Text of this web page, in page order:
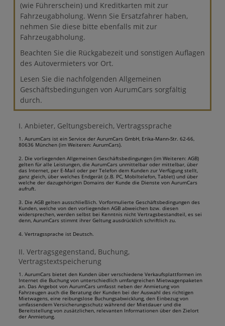
(wie Führerschein) und Kreditkarten mit zur
Fahrzeugabholung. Wenn Sie Ersatzfahrer haben,
nehmen Sie diese bitte ebenfalls mit zur
Fahrzeugabholung.
Beachten Sie die Rückgabezeit und sonstigen Auflagen
des Autovermieters vor Ort.
Lesen Sie die nachfolgenden Allgemeinen
Geschäftsbedingungen von AurumCars sorgfältig
durch.
I. Anbieter, Geltungsbereich, Vertragssprache
1. AurumCars ist ein Service der AurumCars GmbH, Erika-Mann-Str. 62-66,
80636 München (im Weiteren: AurumCars).
2. Die vorliegenden Allgemeinen Geschäftsbedingungen (im Weiteren: AGB)
gelten für alle Leistungen, die AurumCars unmittelbar oder mittelbar, über
das Internet, per E-Mail oder per Telefon dem Kunden zur Verfügung stellt,
ganz gleich, über welches Endgerät (z.B. PC, Mobiltelefon, Tablet) und über
welche der dazugehörigen Domains der Kunde die Dienste von AurumCars
aufruft.
3. Die AGB gelten ausschließlich. Vorformulierte Geschäftsbedingungen des
Kunden, welche von den vorliegenden AGB abweichen bzw. diesen
widersprechen, werden selbst bei Kenntnis nicht Vertragsbestandteil, es sei
denn, AurumCars stimmt ihrer Geltung ausdrücklich schriftlich zu.
4. Vertragssprache ist Deutsch.
II. Vertragsgegenstand, Buchung,
Vertragstextspeicherung
1. AurumCars bietet den Kunden über verschiedene Verkaufsplattformen im
Internet die Buchung von unterschiedlich umfangreichen Mietwagenpaketen
an. Das Angebot von AurumCars umfasst neben der Anmietung von
Fahrzeugen auch die Beratung der Kunden bei der Auswahl des richtigen
Mietwagens, eine reibungslose Buchungsabwicklung, den Einbezug von
umfassendem Versicherungsschutz während der Mietdauer und die
Bereitstellung von zusätzlichen, relevanten Informationen über den Zielort
der Anmietung.